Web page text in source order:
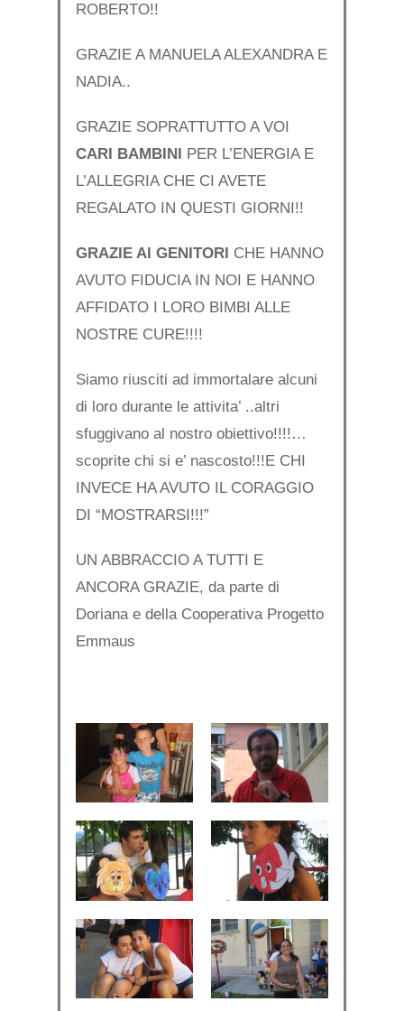
ROBERTO!!
GRAZIE A MANUELA ALEXANDRA E
NADIA..
GRAZIE SOPRATTUTTO A VOI
CARI BAMBINI PER L’ENERGIA E
L’ALLEGRIA CHE CI AVETE
REGALATO IN QUESTI GIORNI!!
GRAZIE AI GENITORI CHE HANNO
AVUTO FIDUCIA IN NOI E HANNO
AFFIDATO I LORO BIMBI ALLE
NOSTRE CURE!!!!
Siamo riusciti ad immortalare alcuni
di loro durante le attivita’ ..altri
sfuggivano al nostro obiettivo!!!!…
scoprite chi si e’ nascosto!!!E CHI
INVECE HA AVUTO IL CORAGGIO
DI “MOSTRARSI!!!”
UN ABBRACCIO A TUTTI E
ANCORA GRAZIE, da parte di
Doriana e della Cooperativa Progetto
Emmaus